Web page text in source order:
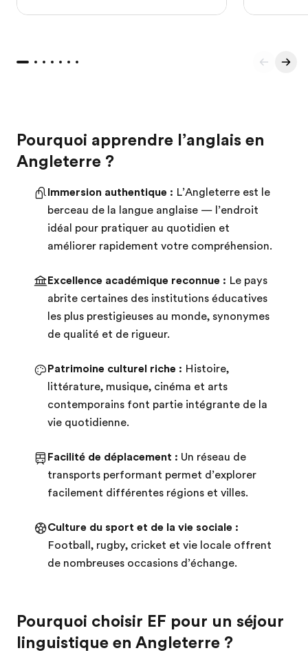
Pourquoi apprendre l’anglais en
Angleterre ?
Immersion authentique : L’Angleterre est le
berceau de la langue anglaise — l’endroit
idéal pour pratiquer au quotidien et
améliorer rapidement votre compréhension.
Excellence académique reconnue : Le pays
abrite certaines des institutions éducatives
les plus prestigieuses au monde, synonymes
de qualité et de rigueur.
Patrimoine culturel riche : Histoire,
littérature, musique, cinéma et arts
contemporains font partie intégrante de la
vie quotidienne.
Facilité de déplacement : Un réseau de
transports performant permet d’explorer
facilement différentes régions et villes.
Culture du sport et de la vie sociale :
Football, rugby, cricket et vie locale offrent
de nombreuses occasions d’échange.
Pourquoi choisir EF pour un séjour
linguistique en Angleterre ?